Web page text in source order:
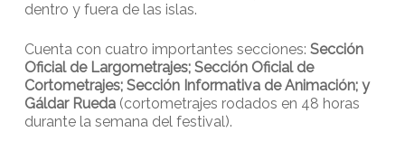
dentro y fuera de las islas.
Cuenta con cuatro importantes secciones: Sección
Oficial de Largometrajes; Sección Oficial de
Cortometrajes; Sección Informativa de Animación; y
Gáldar Rueda(cortometrajes rodados en 48 horas
durante la semana del festival).